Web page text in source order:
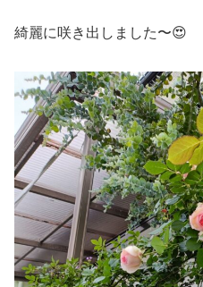
綺麗に咲き出しました〜😍